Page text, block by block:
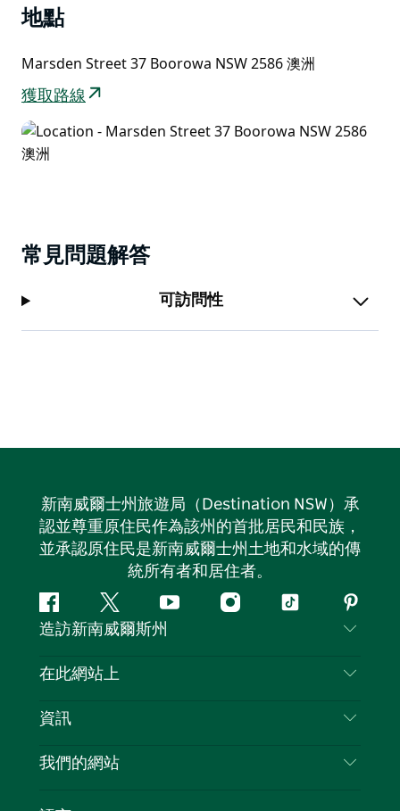
地點
Marsden Street 37 Boorowa NSW 2586 澳洲
獲取路線
常見問題解答
可訪問性
新南威爾士州旅遊局（Destination NSW）承
認並尊重原住民作為該州的首批居民和民族，
並承認原住民是新南威爾士州土地和水域的傳
統所有者和居住者。
Facebook嘰
嘰
喳
Youtube Instagram
抖
造訪新南威爾斯州
聯絡我們
隱私
Cookie 通知
在此網站上
目的地
新南威爾斯州公路旅行
資訊
旅行資訊
我們的網站